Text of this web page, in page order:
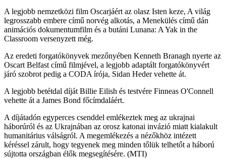
A legjobb nemzetközi film Oscarjáért az olasz Isten keze, A világ
legrosszabb embere című norvég alkotás, a Menekülés című dán
animációs dokumentumfilm és a butáni Lunana: A Yak in the
Classroom versenyzett még.
Az eredeti forgatókönyvek mezőnyében Kenneth Branagh nyerte az
Oscart Belfast című filmjével, a legjobb adaptált forgatókönyvért
járó szobrot pedig a CODA írója, Sidan Heder vehette át.
A legjobb betétdal díját Billie Eilish és testvére Finneas O'Connell
vehette át a James Bond főcímdaláért.
A díjátadón egyperces csenddel emlékeztek meg az ukrajnai
háborúról és az Ukrajnában az orosz katonai invázió miatt kialakult
humanitárius válságról. A megemlékezés a nézőkhöz intézett
kéréssel zárult, hogy tegyenek meg minden tőlük telhetőt a háború
sújtotta országban élők megsegítésére. (MTI)